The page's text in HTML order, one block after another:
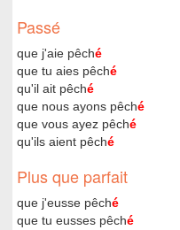
Passé
que j'aie pêché
que tu aies pêché
qu'il ait pêché
que nous ayons pêché
que vous ayez pêché
qu'ils aient pêché
Plus que parfait
que j'eusse pêché
que tu eusses pêché